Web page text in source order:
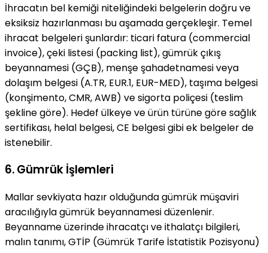
İhracatın bel kemiği niteliğindeki belgelerin doğru ve
eksiksiz hazırlanması bu aşamada gerçekleşir. Temel
ihracat belgeleri şunlardır: ticari fatura (commercial
invoice), çeki listesi (packing list), gümrük çıkış
beyannamesi (GÇB), menşe şahadetnamesi veya
dolaşım belgesi (A.TR, EUR.1, EUR-MED), taşıma belgesi
(konşimento, CMR, AWB) ve sigorta poliçesi (teslim
şekline göre). Hedef ülkeye ve ürün türüne göre sağlık
sertifikası, helal belgesi, CE belgesi gibi ek belgeler de
istenebilir.
6. Gümrük İşlemleri
Mallar sevkiyata hazır olduğunda gümrük müşaviri
aracılığıyla gümrük beyannamesi düzenlenir.
Beyanname üzerinde ihracatçı ve ithalatçı bilgileri,
malın tanımı, GTİP (Gümrük Tarife İstatistik Pozisyonu)